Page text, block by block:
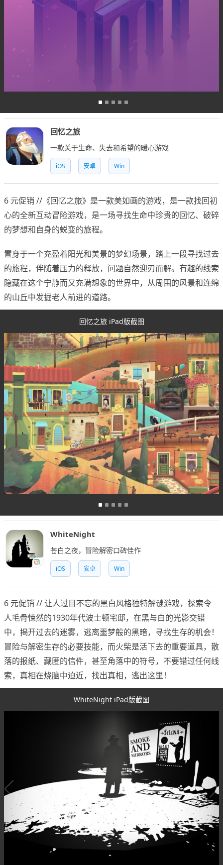
回忆之旅
一款关于生命、失去和希望的暖心游戏
iOS 安卓 Win
6 元促销 //《回忆之旅》是一款美如画的游戏，是一款找回初
心的全新互动冒险游戏，是一场寻找生命中珍贵的回忆、破碎
的梦想和自身的蜕变的旅程。
置身于一个充盈着阳光和美景的梦幻场景，踏上一段寻找过去
的旅程，伴随着压力的释放，问题自然迎刃而解。有趣的线索
隐藏在这个宁静而又充满想象的世界中，从周围的风景和连绵
的山丘中发掘老人前进的道路。
回忆之旅 iPad版截图
WhiteNight
苍白之夜，冒险解密口碑佳作
iOS 安卓 Win
6 元促销 // 让人过目不忘的黑白风格独特解谜游戏，探索令
人毛骨悚然的1930年代波士顿宅邸，在黑与白的光影交错
中，揭开过去的迷雾，逃离噩梦般的黑暗，寻找生存的机会！
冒险与解密生存的必要技能，而火柴是活下去的重要道具，散
落的报纸、藏匿的信件，甚至角落中的符号，不要错过任何线
索，真相在烧脑中迫近，找出真相，逃出这里！
WhiteNight iPad版截图